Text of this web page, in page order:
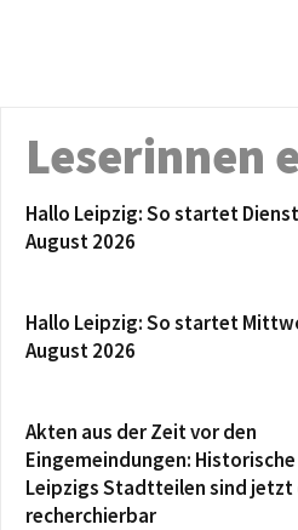
Leserinnen
Hallo Leipzig: So startet
August 2026
Hallo Leipzig: So startet
August 2026
Akten aus der Zeit vor den
Eingemeindungen: Historische
Leipzigs Stadtteilen sind jetzt
recherchierbar